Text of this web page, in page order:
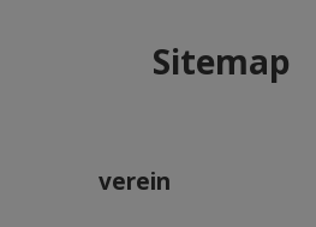
Sitemap
verein